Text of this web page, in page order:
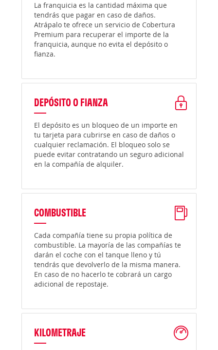
La franquicia es la cantidad máxima que
tendrás que pagar en caso de daños.
Atrápalo te ofrece un servicio de Cobertura
Premium para recuperar el importe de la
franquicia, aunque no evita el depósito o
fianza.
DEPÓSITO O FIANZA
El depósito es un bloqueo de un importe en
tu tarjeta para cubrirse en caso de daños o
cualquier reclamación. El bloqueo solo se
puede evitar contratando un seguro adicional
en la compañía de alquiler.
COMBUSTIBLE
Cada compañía tiene su propia política de
combustible. La mayoría de las compañías te
darán el coche con el tanque lleno y tú
tendrás que devolverlo de la misma manera.
En caso de no hacerlo te cobrará un cargo
adicional de repostaje.
KILOMETRAJE